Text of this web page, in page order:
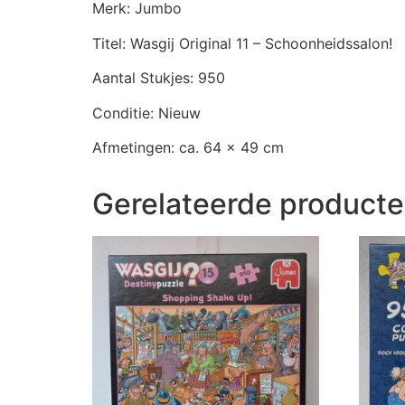
Merk: Jumbo
Titel: Wasgij Original 11 – Schoonheidssalon!
Aantal Stukjes: 950
Conditie: Nieuw
Afmetingen: ca. 64 x 49 cm
Gerelateerde